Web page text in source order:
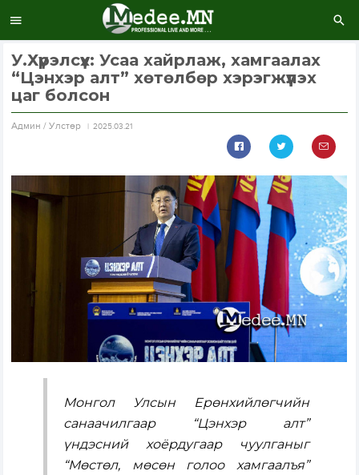
У.Хүрэлсүх: Усаа хайрлаж, хамгаалах
“Цэнхэр алт” хөтөлбөр хэрэгжүүлэх
цаг болсон
Aдмин / Улстөр 2025.03.21
Монгол Улсын Ерөнхийлөгчийн
санаачилгаар “Цэнхэр алт”
үндэсний хоёрдугаар чуулганыг
“Мөстөл, мөсөн голоо хамгаалъя”